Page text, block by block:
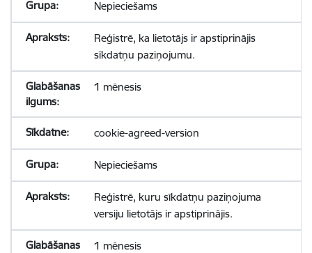
Nepieciešams
Reģistrē, ka lietotājs ir apstiprinājis
sīkdatņu paziņojumu.
1 mēnesis
cookie-agreed-version
Nepieciešams
Reģistrē, kuru sīkdatņu paziņojuma
versiju lietotājs ir apstiprinājis.
1 mēnesis